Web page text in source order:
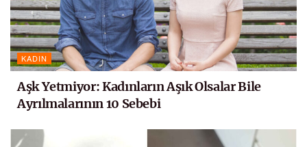
KADIN
Aşk Yetmiyor: Kadınların Aşık Olsalar Bile
Ayrılmalarının 10 Sebebi